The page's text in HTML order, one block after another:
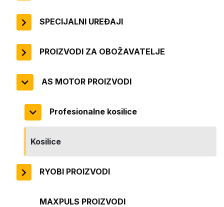
SPECIJALNI UREĐAJI
PROIZVODI ZA OBOŽAVATELJE
AS MOTOR PROIZVODI
Profesionalne kosilice
Kosilice
RYOBI PROIZVODI
MAXPULS PROIZVODI